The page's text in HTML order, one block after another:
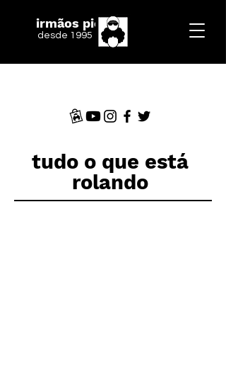
irmãos piologo
desde 1995
tudo o que está
rolando